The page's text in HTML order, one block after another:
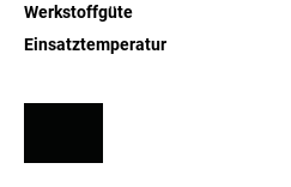
Werkstoffgüte
Einsatztemperatur